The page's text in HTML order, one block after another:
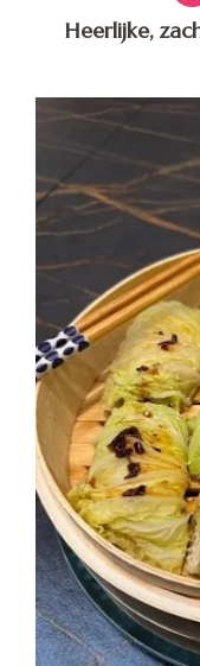
Heerlijke,